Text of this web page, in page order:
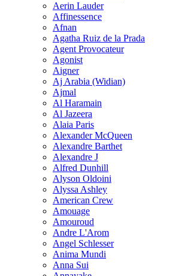
Aerin Lauder
Affinessence
Afnan
Agatha Ruiz de la Prada
Agent Provocateur
Agonist
Aigner
Aj Arabia (Widian)
Ajmal
Al Haramain
Al Jazeera
Alaia Paris
Alexander McQueen
Alexandre Barthet
Alexandre J
Alfred Dunhill
Alyson Oldoini
Alyssa Ashley
American Crew
Amouage
Amouroud
Andre L'Arom
Angel Schlesser
Anima Mundi
Anna Sui